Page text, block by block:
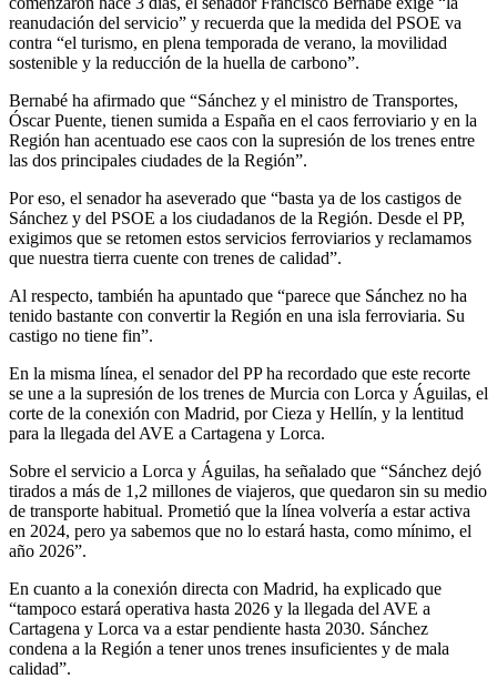
reanudación del servicio” y recuerda que la medida del PSOE va
contra “el turismo, en plena temporada de verano, la movilidad
sostenible y la reducción de la huella de carbono”.
Bernabé ha afirmado que “Sánchez y el ministro de Transportes,
Óscar Puente, tienen sumida a España en el caos ferroviario y en la
Región han acentuado ese caos con la supresión de los trenes entre
las dos principales ciudades de la Región”.
Por eso, el senador ha aseverado que “basta ya de los castigos de
Sánchez y del PSOE a los ciudadanos de la Región. Desde el PP,
exigimos que se retomen estos servicios ferroviarios y reclamamos
que nuestra tierra cuente con trenes de calidad”.
Al respecto, también ha apuntado que “parece que Sánchez no ha
tenido bastante con convertir la Región en una isla ferroviaria. Su
castigo no tiene fin”.
En la misma línea, el senador del PP ha recordado que este recorte
se une a la supresión de los trenes de Murcia con Lorca y Águilas, el
corte de la conexión con Madrid, por Cieza y Hellín, y la lentitud
para la llegada del AVE a Cartagena y Lorca.
Sobre el servicio a Lorca y Águilas, ha señalado que “Sánchez dejó
tirados a más de 1,2 millones de viajeros, que quedaron sin su medio
de transporte habitual. Prometió que la línea volvería a estar activa
en 2024, pero ya sabemos que no lo estará hasta, como mínimo, el
año 2026”.
En cuanto a la conexión directa con Madrid, ha explicado que
“tampoco estará operativa hasta 2026 y la llegada del AVE a
Cartagena y Lorca va a estar pendiente hasta 2030. Sánchez
condena a la Región a tener unos trenes insuficientes y de mala
calidad”.